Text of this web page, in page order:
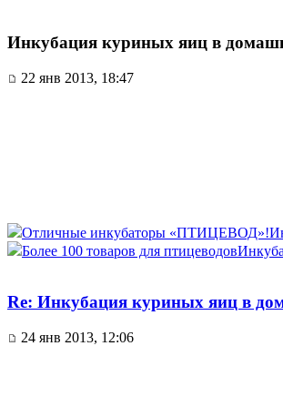
Инкубация куриных яиц в
22 янв 2013, 18:47
Отличные инкубаторы «ПТИЦЕВОД»!
Более 100 товаров для птицеводов
Re: Инкубация куриных яиц в
24 янв 2013, 12:06